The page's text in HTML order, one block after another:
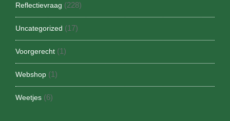
Reflectievraag (228)
Uncategorized (17)
Voorgerecht (1)
Webshop (1)
Weetjes (6)